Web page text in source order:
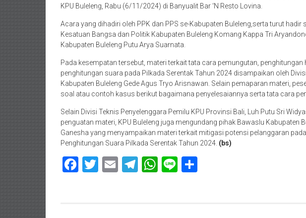
KPU Buleleng, Rabu (6/11/2024) di Banyualit Bar ‘N Resto Lovina.
Acara yang dihadiri oleh PPK dan PPS se-Kabupaten Buleleng,serta turut hadir
Kesatuan Bangsa dan Politik Kabupaten Buleleng Komang Kappa Tri
Kabupaten Buleleng Putu Arya Suarnata.
Pada kesempatan tersebut, materi terkait tata cara pemungutan, penghitungan
penghitungan suara pada Pilkada Serentak Tahun 2024 disampaikan oleh
Kabupaten Buleleng Gede Agus Tryo Arisnawan. Selain pemaparan materi,
soal atau contoh kasus berikut bagaimana penyelesaiannya serta tata cara
Selain Divisi Teknis Penyelenggara Pemilu KPU Provinsi Bali, Luh Putu Sri
penguatan materi, KPU Buleleng juga mengundang pihak Bawaslu Kabupaten
Ganesha yang menyampaikan materi terkait mitigasi potensi pelanggaran
Penghitungan Suara Pilkada Serentak Tahun 2024. (bs)
Facebook
Twitter
EmailTelegram
WhatsApp
Line